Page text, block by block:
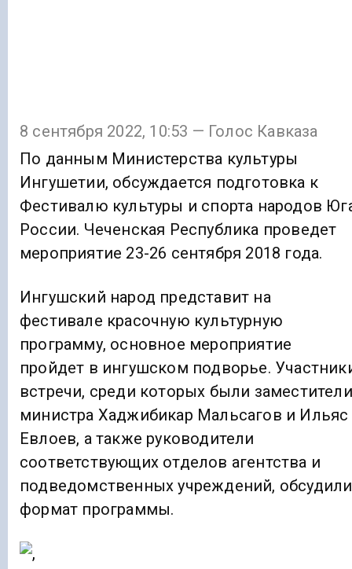
8 сентября 2022, 10:53 — Голос Кавказа
По данным Министерства культуры
Ингушетии, обсуждается подготовка к
Фестивалю культуры и спорта народов
России. Чеченская Республика проведет
мероприятие 23-26 сентября 2018 года.
Ингушский народ представит на
фестивале красочную культурную
программу, основное мероприятие
пройдет в ингушском подворье.
встречи, среди которых были заместители
министра Хаджибикар Мальсагов и Ильяс
Евлоев, а также руководители
соответствующих отделов агентства и
подведомственных учреждений, обсудили
формат программы.